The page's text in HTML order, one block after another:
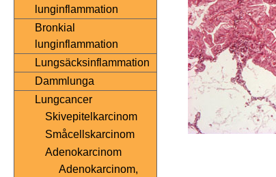
lunginflammation
Bronkial
lunginflammation
Lungsäcksinflammation
Dammlunga
Lungcancer
Skivepitelkarcinom
Småcellskarcinom
Adenokarcinom
Adenokarcinom,